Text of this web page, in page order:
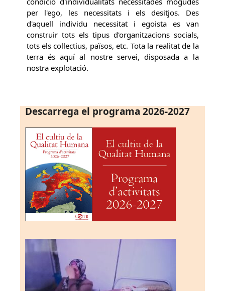
per l'ego, les necessitats i els desitjos. Des
d'aquell individu necessitat i egoista es van
construir tots els tipus d'organitzacions socials,
tots els col·lectius, països, etc. Tota la realitat de la
terra és aquí al nostre servei, disposada a la
nostra explotació.
Descarrega el programa 2026-2027